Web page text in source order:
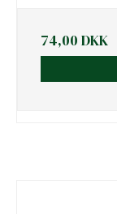
74,00 DKK